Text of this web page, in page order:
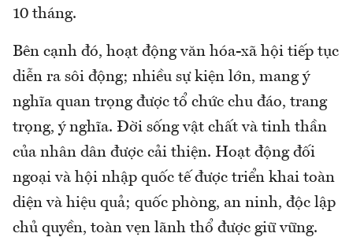
10 tháng.
Bên cạnh đó, hoạt động văn hóa-xã hội tiếp tục
diễn ra sôi động; nhiều sự kiện lớn, mang ý
nghĩa quan trọng được tổ chức chu đáo, trang
trọng, ý nghĩa. Đời sống vật chất và tinh thần
của nhân dân được cải thiện. Hoạt động đối
ngoại và hội nhập quốc tế được triển khai toàn
diện và hiệu quả; quốc phòng, an ninh, độc lập
chủ quyền, toàn vẹn lãnh thổ được giữ vững.